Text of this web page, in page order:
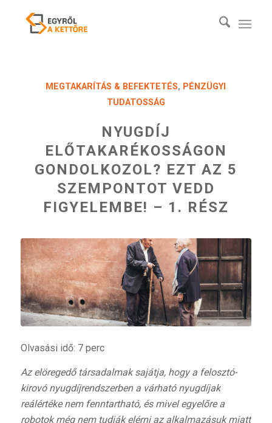
MEGTAKARÍTÁS & BEFEKTETÉS, PÉNZÜGYI
TUDATOSSÁG
NYUGDÍJ
ELŐTAKARÉKOSSÁGON
GONDOLKOZOL? EZT AZ 5
SZEMPONTOT VEDD
FIGYELEMBE! – 1. RÉSZ
Olvasási idő: 7 perc
Az elöregedő társadalmak sajátja, hogy a felosztó-
kirovó nyugdíjrendszerben a várható nyugdíjak
reálértéke nem fenntartható, és mivelegyelőre a
robotok még nem tudják elérni az alkalmazásuk miatt